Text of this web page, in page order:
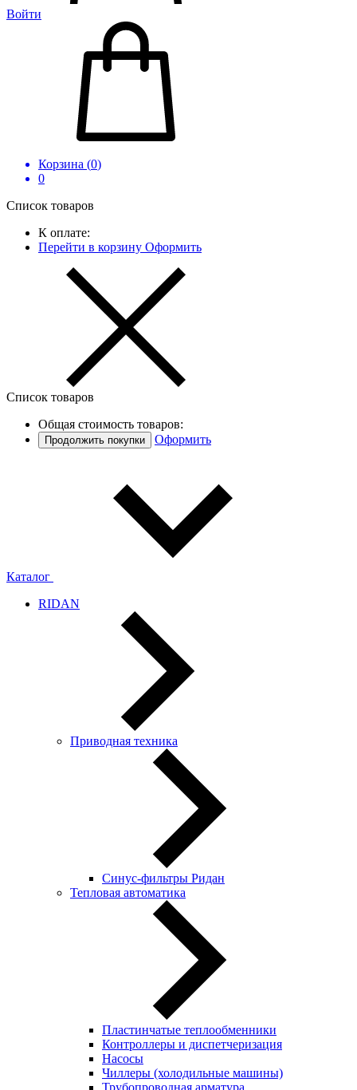
Войти
Корзина (0)
0
Список товаров
К оплате:
Перейти в корзину Оформить
Список товаров
Общая стоимость товаров:
Продолжить покупки Оформить
Каталог
RIDAN
Приводная техника
Синус-фильтры Ридан
Тепловая автоматика
Пластинчатые теплообменники
Контроллеры и диспетчеризация
Насосы
Чиллеры (холодильные машины)
Трубопроводная арматура